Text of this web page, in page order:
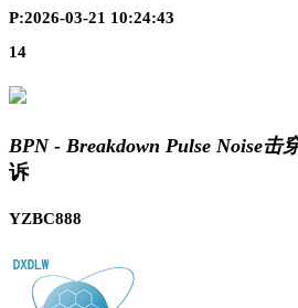
P:2026-03-21 10:24:43
14
BPN - Breakdown Pulse Noise击
诉
YZBC888